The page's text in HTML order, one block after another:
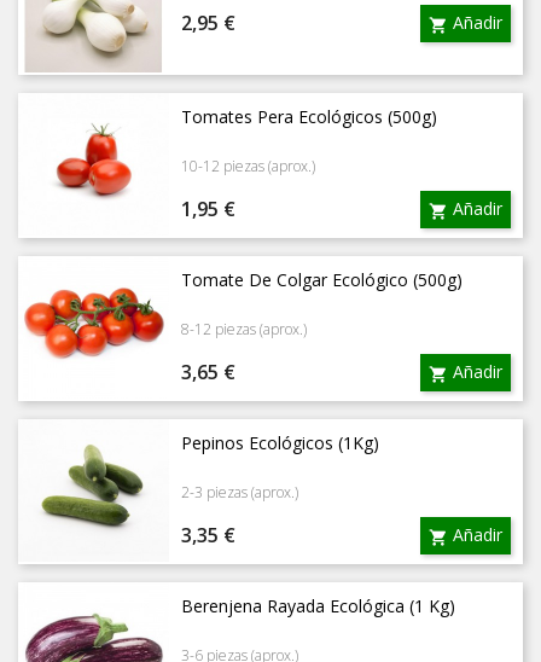
Precio
2,95 €  Añadir
Tomates Pera Ecológicos (500g)
10-12 piezas (aprox.)
Precio
1,95 €  Añadir
Tomate De Colgar Ecológico (500g)
8-12 piezas (aprox.)
Precio
3,65 €  Añadir
Pepinos Ecológicos (1Kg)
2-3 piezas (aprox.)
Precio
3,35 €  Añadir
Berenjena Rayada Ecológica (1 Kg)
3-6 piezas (aprox.)